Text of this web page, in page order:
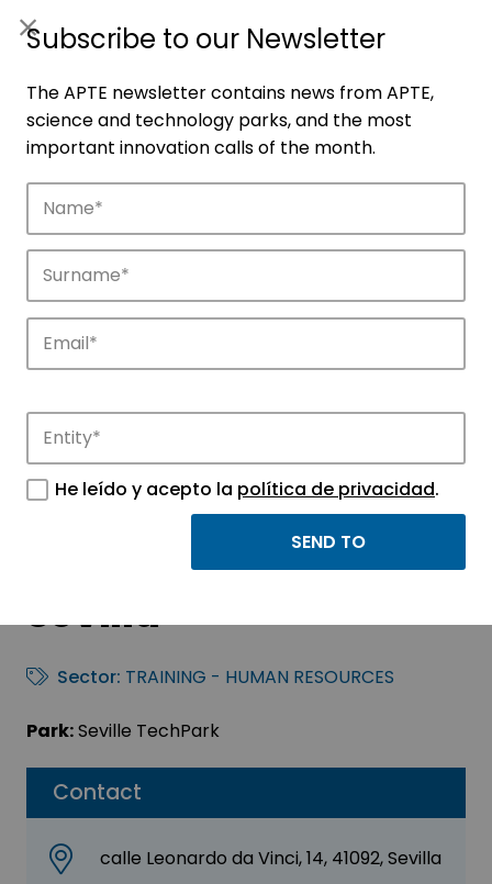
Companies
Discover the companies that drive
Contact
calle Leonardo da Vinci, 14, 41092, Sevilla
Centro del
Profesorado de
Sevilla
Sector: TRAINING - HUMAN RESOURCES
Park:Seville TechPark
Subscribe to our Newsletter
The APTE newsletter contains news from APTE,
science and technology parks, and the most
important innovation calls of the month.
He leído y acepto la política de privacidad.